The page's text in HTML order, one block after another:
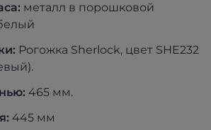
металл в порошковой
Рогожка Sherlock, цвет SHE232
465 мм.
445 мм